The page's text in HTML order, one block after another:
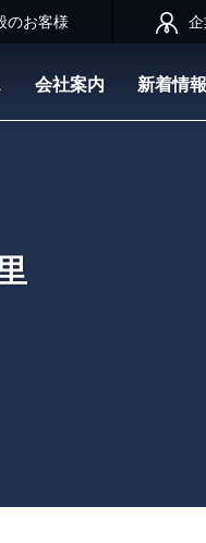
会社案内 新着情報
のお客様